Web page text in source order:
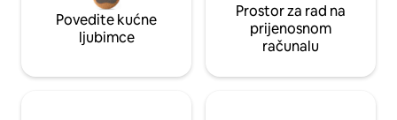
Povedite kućne
ljubimce
Prostor za rad na
prijenosnom
računalu